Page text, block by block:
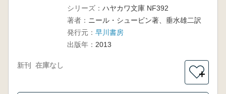
シリーズ： ハヤカワ文庫 NF392
著者： ニール・シュービン著、垂水雄二訳
発行元： 早川書房
出版年： 2013
新刊 在庫なし
＋